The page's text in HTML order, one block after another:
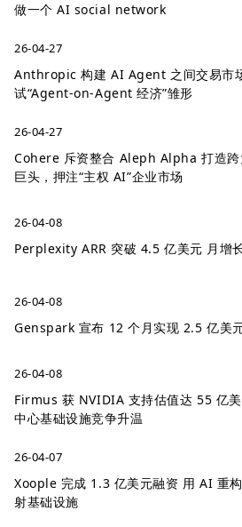
做一个 AI social network
26-04-27
Anthropic 构建 AI Agent 之间交易市
试“Agent-on-Agent 经济”雏形
26-04-27
Cohere 斥资整合 Aleph Alpha 打造跨
巨头，押注“主权 AI”企业市场
26-04-08
Perplexity ARR 突破 4.5 亿美元 月增
26-04-08
Genspark 宣布 12 个月实现 2.5 亿美
26-04-08
Firmus 获 NVIDIA 支持估值达 55 亿
中心基础设施竞争升温
26-04-07
Xoople 完成 1.3 亿美元融资 用 AI 重
射基础设施